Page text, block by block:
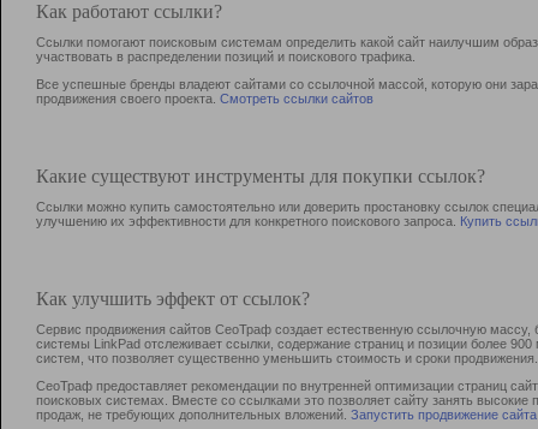
Как работают ссылки?
Ссылки помогают поисковым системам определить какой сайт наилучшим
участвовать в раcпределении позиций и поискового трафика.
Все успешные бренды владеют сайтами со ссылочной массой, которую они
продвижения своего проекта. Смотреть ссылки сайтов
Какие существуют инструменты для покупки ссылок?
Ссылки можно купить самостоятельно или доверить простановку ссылок
улучшению их эффективности для конкретного поискового запроса. Купить
Как улучшить эффект от ссылок?
Сервис продвижения сайтов СеоТраф создает естественную ссылочную
системы LinkPad отслеживает ссылки, содержание страниц и позиции более
систем, что позволяет существенно уменьшить стоимость и сроки продвижения.
СеоТраф предоставляет рекомендации по внутренней оптимизации страниц
поисковых системах. Вместе со ссылками это позволяет сайту занять
продаж, не требующих дополнительных вложений. Запустить продвижение сайта